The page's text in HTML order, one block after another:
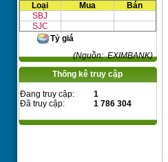
Loại
Mua
Bán
SBJ
SJC
Tỷ giá
(Nguồn: EXIMBANK)
Thống kê truy cập
Đang truy cập:
1
Đã truy cập:
1 786 304